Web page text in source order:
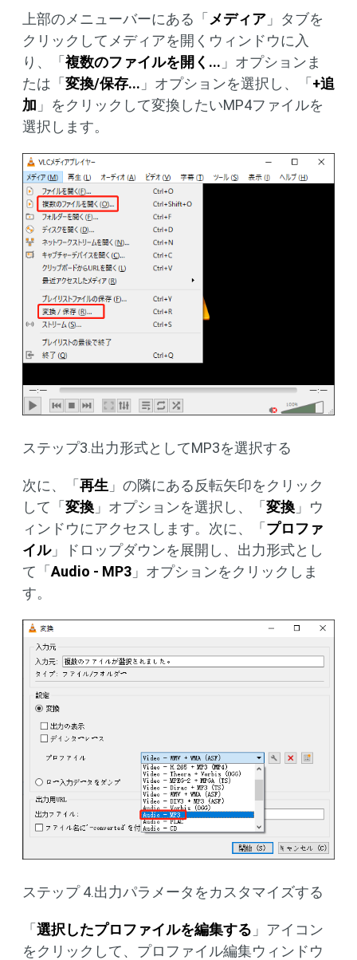
上部のメニューバーにある「 メディア 」タブを
クリックしてメディアを開くウィンドウに入
り、「 複数のファイルを開く... 」オプションま
たは「 変換/保存... 」オプションを選択し、「 +追
加 」をクリックして変換したいMP4ファイルを
選択します。
ステップ3.出力形式としてMP3を選択する
次に、「再生 」の隣にある反転矢印をクリック
して「変換 」オプションを選択し、「変換 」ウ
ィンドウにアクセスします。次に、「プロファ
イル」ドロップダウンを展開し、出力形式とし
て「Audio - MP3 」オプションをクリックしま
す。
ステップ 4.出力パラメータをカスタマイズする
「選択したプロファイルを編集する 」アイコン
をクリックして、プロファイル編集ウィンドウ